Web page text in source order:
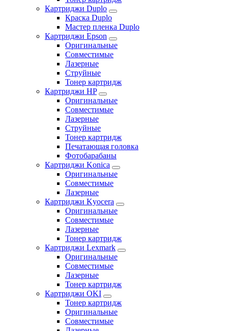
Картриджи Duplo
Краска Duplo
Мастер пленка Duplo
Картриджи Epson
Оригинальные
Совместимые
Лазерные
Струйные
Тонер картридж
Картриджи HP
Оригинальные
Совместимые
Лазерные
Струйные
Тонер картридж
Печатающая головка
Фотобарабаны
Картриджи Konica
Оригинальные
Совместимые
Лазерные
Картриджи Kyocera
Оригинальные
Совместимые
Лазерные
Тонер картридж
Картриджи Lexmark
Оригинальные
Совместимые
Лазерные
Тонер картридж
Картриджи OKI
Тонер картридж
Оригинальные
Совместимые